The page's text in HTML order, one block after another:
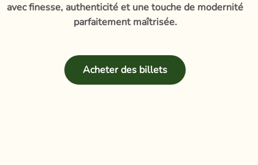
avec finesse, authenticité et une touche de modernité
parfaitement maîtrisée.
Acheter des billets